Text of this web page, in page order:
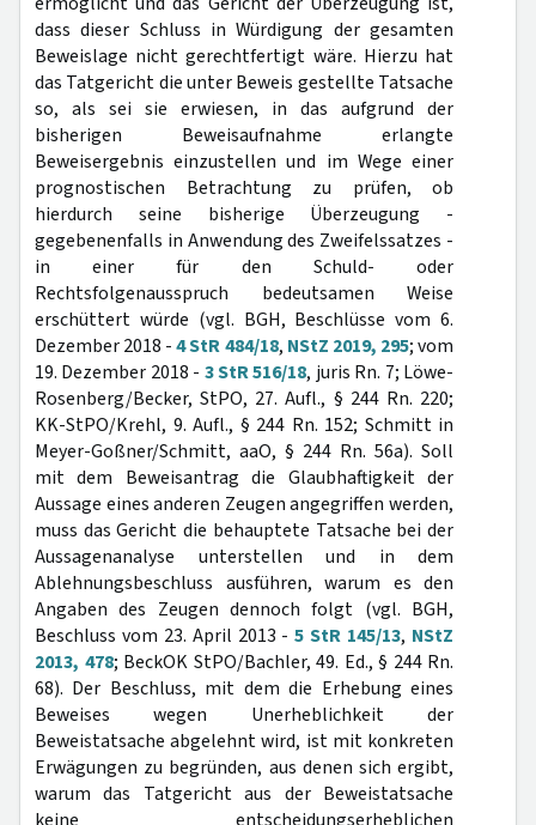
dass dieser Schluss in Würdigung der gesamten
Beweislage nicht gerechtfertigt wäre. Hierzu hat
das Tatgericht die unter Beweis gestellte Tatsache
so, als sei sie erwiesen, in das aufgrund der
bisherigen Beweisaufnahme erlangte
Beweisergebnis einzustellen und im Wege einer
prognostischen Betrachtung zu prüfen, ob
hierdurch seine bisherige Überzeugung -
gegebenenfalls in Anwendung des Zweifelssatzes -
in einer für den Schuld- oder
Rechtsfolgenausspruch bedeutsamen Weise
erschüttert würde (vgl. BGH, Beschlüsse vom 6.
Dezember 2018 -4 StR 484/18, NStZ 2019, 295; vom
19. Dezember 2018 - 3 StR 516/18, juris Rn. 7; Löwe-
Rosenberg/Becker, StPO, 27. Aufl., § 244 Rn. 220;
KK-StPO/Krehl, 9. Aufl., § 244 Rn. 152; Schmitt in
Meyer-Goßner/Schmitt, aaO, § 244 Rn. 56a). Soll
mit dem Beweisantrag die Glaubhaftigkeit der
Aussage eines anderen Zeugen angegriffen werden,
muss das Gericht die behauptete Tatsache bei der
Aussagenanalyse unterstellen und in dem
Ablehnungsbeschluss ausführen, warum es den
Angaben des Zeugen dennoch folgt (vgl. BGH,
Beschluss vom 23. April 2013 -5 StR 145/13, NStZ
2013, 478; BeckOK StPO/Bachler, 49. Ed., § 244 Rn.
68). Der Beschluss, mit dem die Erhebung eines
Beweises wegen Unerheblichkeit der
Beweistatsache abgelehnt wird, ist mit konkreten
Erwägungen zu begründen, aus denen sich ergibt,
warum das Tatgericht aus der Beweistatsache